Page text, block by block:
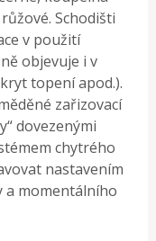
Schodišti
v použití
objevuje i v
topení apod.).
zařizovací
dovezenými
chytrého
nastavením
a momentálního